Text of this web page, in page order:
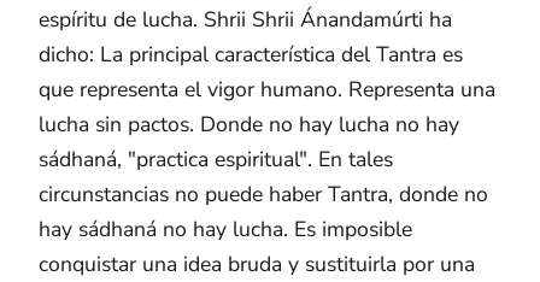
espíritu de lucha. Shrii Shrii Ánandamúrti ha
dicho: La principal característica del Tantra es
que representa el vigor humano. Representa una
lucha sin pactos. Donde no hay lucha no hay
sádhaná, "practica espiritual". En tales
circunstancias no puede haber Tantra, donde no
hay sádhaná no hay lucha. Es imposible
conquistar una idea bruda y sustituirla por una